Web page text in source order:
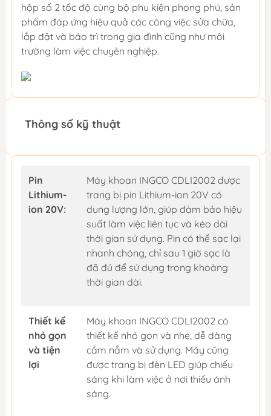
hộp số 2 tốc độ cùng bộ phụ kiện phong phú, sản
phẩm đáp ứng hiệu quả các công việc sửa chữa,
lắp đặt và bảo trì trong gia đình cũng như môi
trường làm việc chuyên nghiệp.
Thông số kỹ thuật
Pin
Lithium-
ion 20V:
Máy khoan INGCO CDLI2002 được
trang bị pin Lithium-ion 20V có
dung lượng lớn, giúp đảm bảo hiệu
suất làm việc liên tục và kéo dài
thời gian sử dụng. Pin có thể sạc lại
nhanh chóng, chỉ sau 1 giờ sạc là
đã đủ để sử dụng trong khoảng
thời gian dài.
Thiết kế
nhỏ gọn
và tiện
lợi
Máy khoan INGCO CDLI2002 có
thiết kế nhỏ gọn và nhẹ, dễ dàng
cầm nắm và sử dụng. Máy cũng
được trang bị đèn LED giúp chiếu
sáng khi làm việc ở nơi thiếu ánh
sáng.